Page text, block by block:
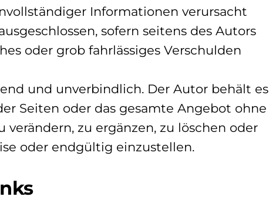
Informationen verursacht
sofern seitens des Autors
oder grob fahrlässiges Verschulden
und unverbindlich. Der Autor behält es
Seiten oder das gesamte Angebot ohne
zu ergänzen, zu löschen oder
oder endgültig einzustellen.